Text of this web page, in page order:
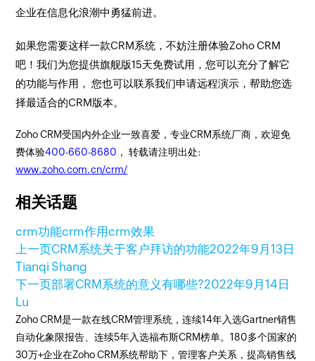
企业在信息化浪潮中勇猛前进。
如果您需要这样一款CRM系统，不妨注册体验Zoho CRM
吧！我们为您提供旗舰版15天免费试用，您可以充分了解它
的功能与作用， 您也可以联系我们申请远程演示，帮助您选
择最适合的CRM版本。
Zoho CRM受国内外企业一致喜爱，专业CRM系统厂商，欢迎免
费体验400-660-8680 ， 转载请注明出处:
www.zoho.com.cn/crm/
相关话题
crm功能crm作用crm效果
上一页CRM系统关于客户拜访的功能2022年9月13日
Tianqi Shang
下一页部署CRM系统的意义有哪些?2022年9月14日
Lu
Zoho CRM是一款在线CRM管理系统，连续14年入选Gartner销售
自动化象限报告、连续5年入选福布斯CRM榜单。180多个国家的
30万+企业在Zoho CRM系统帮助下，管理客户关系，提高销售线